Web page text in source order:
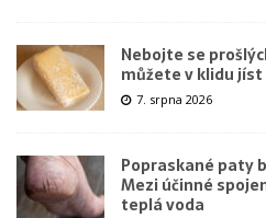
Nebojte se
můžete v klidu
7. srpna 2026
Popraskané paty
Mezi účinné
teplá voda